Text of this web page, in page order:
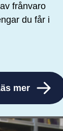
frånvaro
du får i
mer